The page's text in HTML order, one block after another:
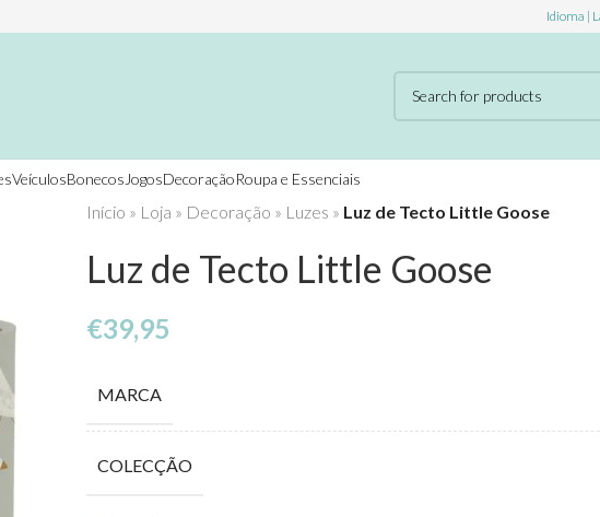
Idioma |
VeículosBonecos JogosDecoraçãoRoupa e Essenciais
Início » Loja » Decoração » Luzes » Luz de Tecto Little Goose
Luz de Tecto Little Goose
€39,95
MARCA
COLECÇÃO